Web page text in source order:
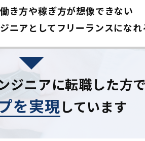
き方や稼ぎ方が想像できない
ニアとして フリーランスにな
ジニアに転職した方
を実現 しています